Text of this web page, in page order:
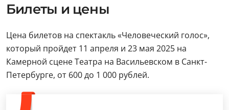
Билеты и цены
Цена билетов на спектакль «Человеческий голос»,
который пройдет 11 апреля и 23 мая 2025 на
Камерной сцене Театра на Васильевском в Санкт-
Петербурге, от 600 до 1 000 рублей.